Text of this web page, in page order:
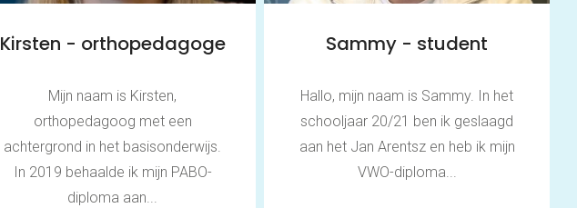
Scholen en
zorginstellingen
Download de App
Kirsten - orthopedagoge
Mijn naam is Kirsten,
orthopedagoog met een
achtergrond in het basisonderwijs.
In 2019 behaalde ik mijn PABO-
diploma aan...
Sammy - student
Hallo, mijn naam is Sammy. In het
schooljaar 20/21 ben ik geslaagd
aan het Jan Arentsz en heb ik mijn
VWO-diploma...